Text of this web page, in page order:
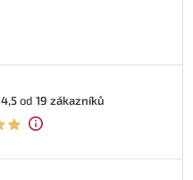
4,5od 19 zákazníků